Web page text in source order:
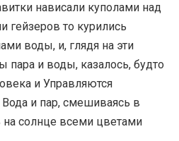
нависали куполами над
гейзеров то курились
воды, и, глядя на эти
пара и воды, казалось, будто
и Управляются
и пар, смешиваясь в
на солнце всеми цветами